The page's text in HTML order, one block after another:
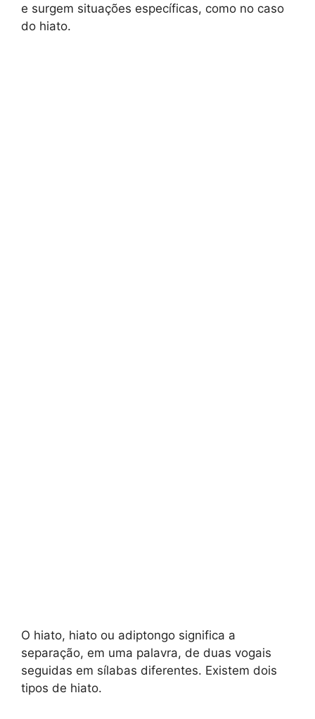
e surgem situações específicas, como no caso
do hiato.
O hiato, hiato ou adiptongo significa a
separação, em uma palavra, de duas vogais
seguidas em sílabas diferentes. Existem dois
tipos de hiato.